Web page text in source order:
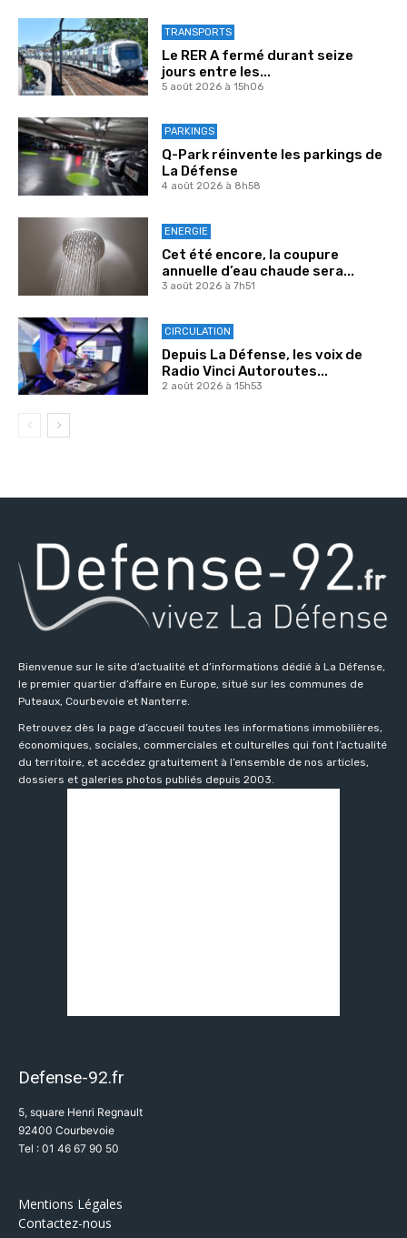
TRANSPORTS
Le RER A fermé durant seize
jours entre les...
5 août 2026 à 15h06
PARKINGS
Q-Park réinvente les parkings de
La Défense
4 août 2026 à 8h58
ENERGIE
Cet été encore, la coupure
annuelle d’eau chaude sera...
3 août 2026 à 7h51
CIRCULATION
Depuis La Défense, les voix de
Radio Vinci Autoroutes...
2 août 2026 à 15h53
Bienvenue sur le site d’actualité et d’informations dédié à La Défense,
le premier quartier d’affaire en Europe, situé sur les communes de
Puteaux, Courbevoie et Nanterre.
Retrouvez dès la page d’accueil toutes les informations immobilières,
économiques, sociales, commerciales et culturelles qui font l’actualité
du territoire, et accédez gratuitement à l’ensemble de nos articles,
dossiers et galeries photos publiés depuis 2003.
Defense-92.fr
5, square Henri Regnault
92400 Courbevoie
Tel : 01 46 67 90 50
Mentions Légales
Contactez-nous